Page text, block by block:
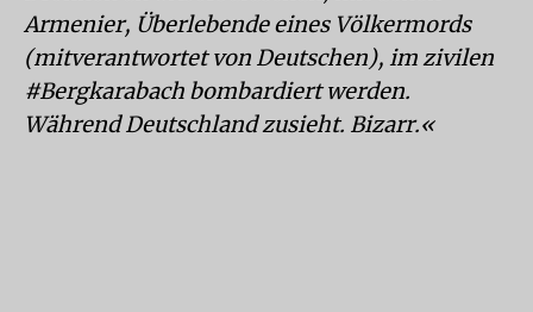
Armenier, Überlebende eines Völkermords
(mitverantwortet von Deutschen), im zivilen
#Bergkarabach bombardiert werden.
Während Deutschland zusieht. Bizarr.«